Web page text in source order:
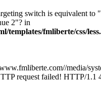
switch is equivalent to
2"? in
templates/fmliberte/css/
media/
request failed! HTTP/1.1